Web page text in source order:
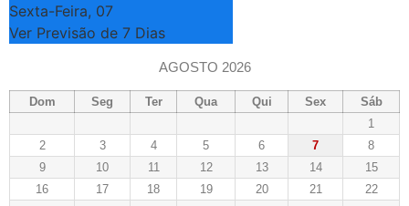
Sexta-Feira, 07
Ver Previsão de 7 Dias
AGOSTO 2026
Dom Seg Ter Qua Qui Sex
Sáb
1
2
3 4 5 6 7
8
9
10 11 12 13 14
15
16
17 18 19 20 21
22